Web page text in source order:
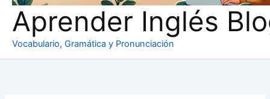
Aprender Inglés
Vocabulario, Gramática y Pronunciación